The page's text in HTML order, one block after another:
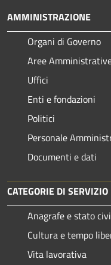
AMMINISTRAZIONE
Organi di Governo
Aree
Uffici
Enti e fondazioni
Politici
Personale
Documenti e dati
CATEGORIE DI SERVIZIO
Anagrafe e stato
Cultura e tempo
Vita lavorativa